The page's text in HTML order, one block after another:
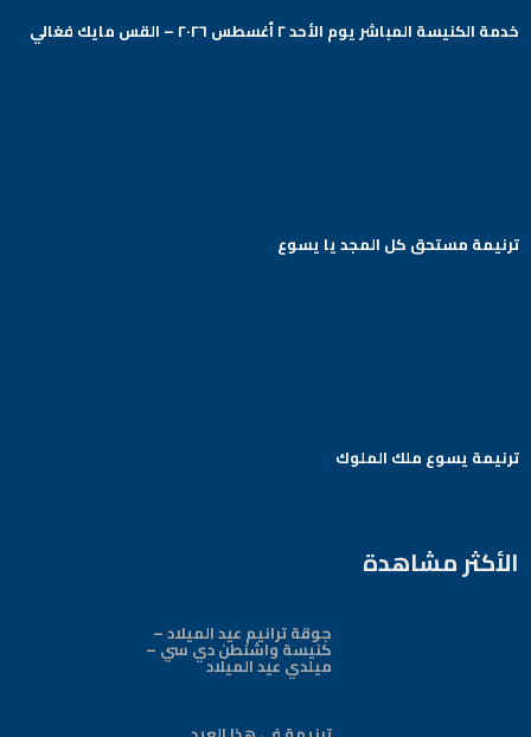
خدمة الكنيسة المباشر يوم الأحد ٢ أغسطس ٢٠٢٦ – القس مايك فغالي
ترنيمة مستحق كل المجد يا يسوع
ترنيمة يسوع ملك الملوك
الأكثر مشاهدة
جوقة ترانيم عيد الميلاد –
كنيسة واشنطن دي سي –
ميلدي عيد الميلاد